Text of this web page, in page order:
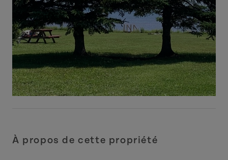
À propos de cette propriété